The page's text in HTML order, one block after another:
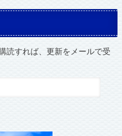
読すれば、更新をメールで受